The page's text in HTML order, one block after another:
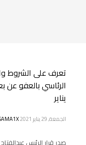
تعرف على الشروط
يناير
الجمعة, 29 يناير 2021
صدر قرار الرئيس